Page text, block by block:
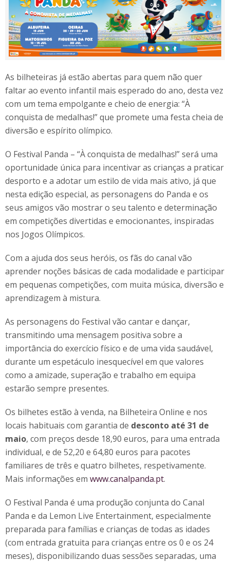
As bilheteiras já estão abertas para quem não quer
faltar ao evento infantil mais esperado do ano, desta vez
com um tema empolgante e cheio de energia: “À
conquista de medalhas!” que promete uma festa cheia de
diversão e espírito olímpico.
O Festival Panda – “À conquista de medalhas!” será uma
oportunidade única para incentivar as crianças a praticar
desporto e a adotar um estilo de vida mais ativo, já que
nesta edição especial, as personagens do Panda e os
seus amigos vão mostrar o seu talento e determinação
em competições divertidas e emocionantes, inspiradas
nos Jogos Olímpicos.
Com a ajuda dos seus heróis, os fãs do canal vão
aprender noções básicas de cada modalidade e participar
em pequenas competições, com muita música, diversão e
aprendizagem à mistura.
As personagens do Festival vão cantar e dançar,
transmitindo uma mensagem positiva sobre a
importância do exercício físico e de uma vida saudável,
durante um espetáculo inesquecível em que valores
como a amizade, superação e trabalho em equipa
estarão sempre presentes.
Os bilhetes estão à venda, na Bilheteira Online e nos
locais habituais com garantia de desconto até 31 de
maio, com preços desde 18,90 euros, para uma entrada
individual, e de 52,20 e 64,80 euros para pacotes
familiares de três e quatro bilhetes, respetivamente.
Mais informações em www.canalpanda.pt.
O Festival Panda é uma produção conjunta do Canal
Panda e da Lemon Live Entertainment, especialmente
preparada para famílias e crianças de todas as idades
(com entrada gratuita para crianças entre os 0 e os 24
meses), disponibilizando duas sessões separadas, uma